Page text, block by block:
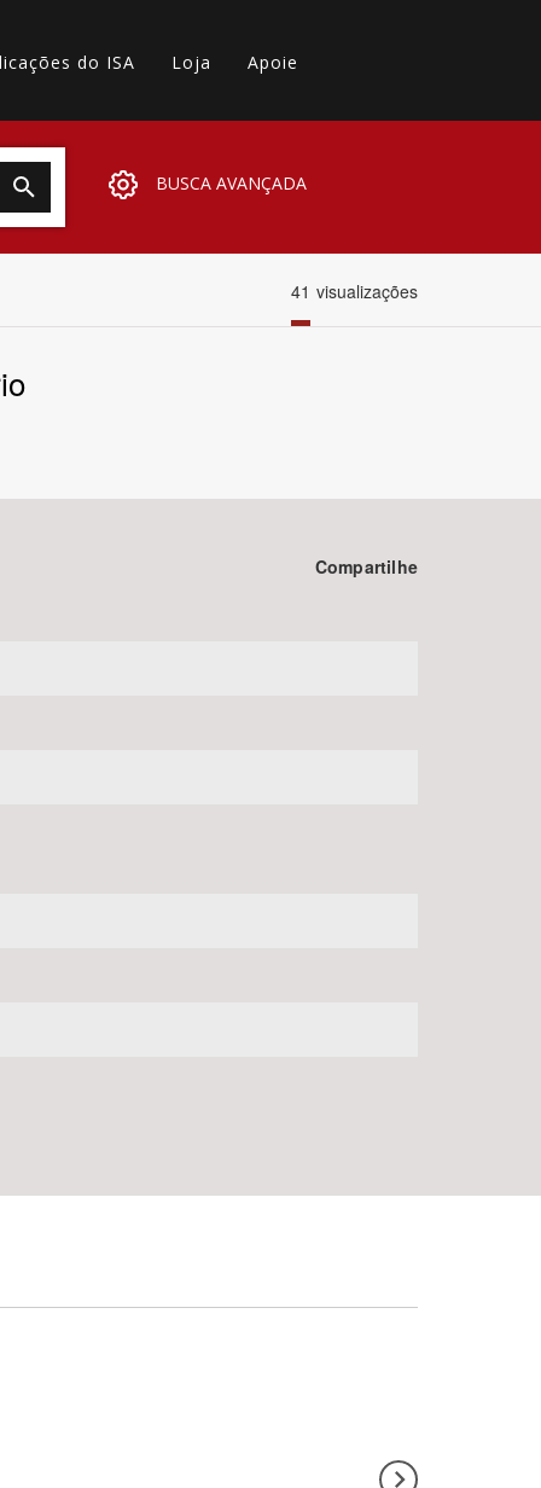
do ISA Loja Apoie
BUSCA AVANÇADA
41 visualizações
Compartilhe